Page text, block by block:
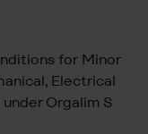
for Minor
Electrical
Orgalim S